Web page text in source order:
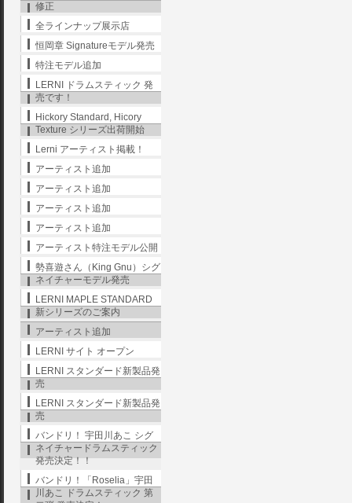
修正
全ラインナップ展示店
恒岡章 Signatureモデル発売
特注モデル追加
LERNI ドラムスティック 発
売です！
Hickory Standard, Hicory
Texture シリーズ出荷開始
Lerni アーティスト掲載！
アーティスト追加
アーティスト追加
アーティスト追加
アーティスト追加
アーティスト特注モデル公開
勢喜遊さん（King Gnu）シグ
ネイチャーモデル発売
LERNI MAPLE STANDARD
新シリーズのご案内
アーティスト追加
LERNI サイト オープン
LERNI スタンダード新製品発
売
LERNI スタンダード新製品発
売
バンドリ！ 宇田川あこ シグ
ネイチャードラムスティック
発売決定！！
バンドリ！「Roselia」宇田
川あこ ドラムスティック 第